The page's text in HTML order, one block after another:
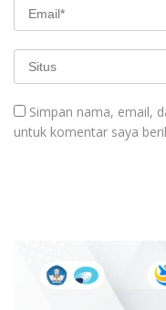
Simpan nama, email,
untuk komentar saya